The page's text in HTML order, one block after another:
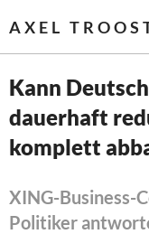
AXEL
Startseite
Themen
Leitlinien linker
Kann
dauerhaft
komplett
XING-Business-
Politiker